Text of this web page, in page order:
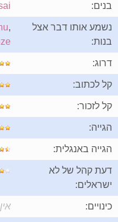
בנים:
נשמע אותו דבר אצל
בנות:
דרוג:
קל לכתוב:
קל לזכור:
הגייה:
הגייה באנגלית:
דעת קהל של לא
ישראלים:
כינויים: